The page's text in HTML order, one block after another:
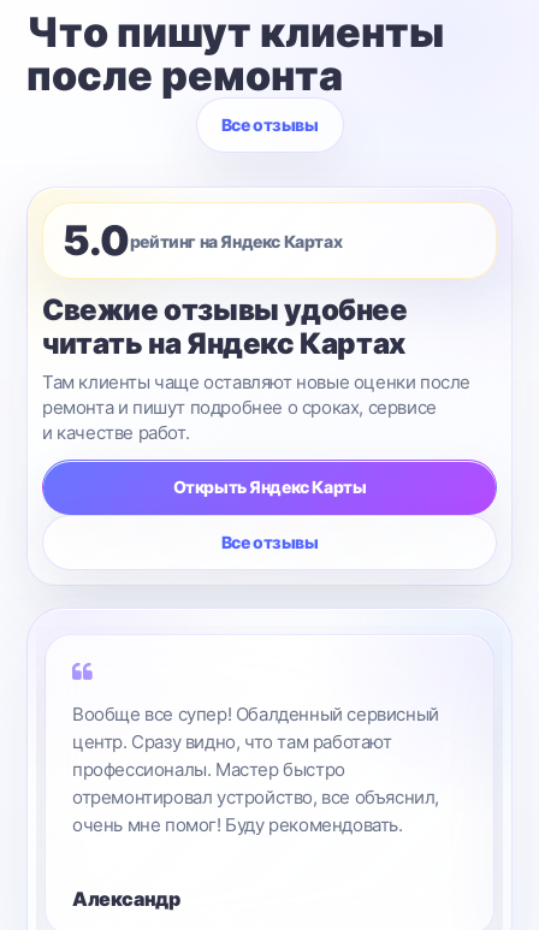
Что пишут клиенты
после ремонта
Все отзывы
5.0рейтинг на Яндекс Картах
Свежие отзывы удобнее
читать на Яндекс Картах
Там клиенты чаще оставляют новые оценки после
ремонта и пишут подробнее о сроках, сервисе
и качестве работ.
Открыть Яндекс Карты
Все отзывы
Все, кто еще думает, где чинить свой iPhone,
Вам сюда. Вежливые сотрудники, все
расскажут, помогут, посоветуют. Делают все
быстро и качественно.
Алексей